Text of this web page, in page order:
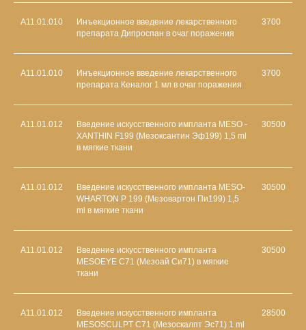
A11.01.010
Инъекционное введение лекарственного
препарата Дипроспан в очаг поражения
3700
A11.01.010
Инъекционное введение лекарственного
препарата Кеналог 1 мл в очаг поражения
3700
A11.01.012
Введение искусственного импланта MESO -
XANTHIN F199 (Мезоксантин Эф199) 1,5 ml
в мягкие ткани
30500
A11.01.012
Введение искусственного импланта MESO-
WHARTON P 199 (Мезовартон Пи199) 1,5
ml в мягкие ткани
30500
A11.01.012
Введение искусственного импланта
MESOEYE C71 (Мезоай Си71) в мягкие
ткани
30500
A11.01.012
Введение искусственного импланта
MESOSCULPT C71 (Мезоскалпт Эс71) 1 ml
28500